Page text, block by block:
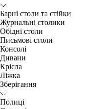
Барні столи та стійки
Журнальні столики
Обідні столи
Письмові столи
Консолі
Дивани
Крісла
Ліжка
Зберігання
Полиці